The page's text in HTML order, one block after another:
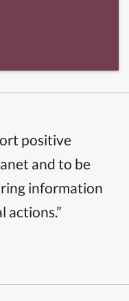
positive
and to be
information
actions.”